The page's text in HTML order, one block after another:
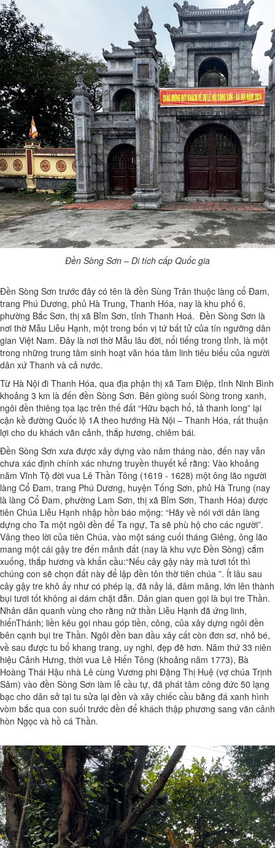
Đền Sòng Sơn – Di tích cấp Quốc gia
Đền Sòng Sơn trước đây có tên là đền Sùng Trân thuộc làng cổ Đam,
trang Phú Dương, phủ Hà Trung, Thanh Hóa, nay là khu phố 6,
phường Bắc Sơn, thị xã Bỉm Sơn, tỉnh Thanh Hoá. Đền Sòng Sơn là
nơi thờ Mẫu Liễu Hạnh, một trong bốn vị tứ bất tử của tín ngưỡng dân
gian Việt Nam. Đây là nơi thờ Mẫu lâu đời, nổi tiếng trong tỉnh, là một
trong những trung tâm sinh hoạt văn hóa tâm linh tiêu biểu của người
dân xứ Thanh và cả nước.
Từ Hà Nội đi Thanh Hóa, qua địa phận thị xã Tam Điệp, tỉnh Ninh Bình
khoảng 3 km là đến đền Sòng Sơn. Bên giòng suối Sòng trong xanh,
ngôi đền thiêng tọa lạc trên thế đất “Hữu bạch hổ, tả thanh long” lại
cận kề đường Quốc lộ 1A theo hướng Hà Nội – Thanh Hóa, rất thuận
lợi cho du khách vãn cảnh, thắp hương, chiêm bái.
Đền Sòng Sơn xưa được xây dựng vào năm tháng nào, đến nay vẫn
chưa xác định chính xác nhưng truyền thuyết kể rằng: Vào khoảng
năm Vĩnh Tộ đời vua Lê Thần Tông (1619 - 1628) một ông lão người
làng Cổ Đam, trang Phú Dương, huyện Tống Sơn, phủ Hà Trung (nay
là làng Cổ Đam, phường Lam Sơn, thị xã Bỉm Sơn, Thanh Hóa) được
tiên Chúa Liễu Hạnh nhập hồn báo mộng: “Hãy về nói với dân làng
dựng cho Ta một ngôi đền để Ta ngự, Ta sẽ phù hộ cho các người”.
Vâng theo lời của tiên Chúa, vào một sáng cuối tháng Giêng, ông lão
mang một cái gậy tre đến mảnh đất (nay là khu vực Đền Sòng) cắm
xuống, thắp hương và khẩn cầu:“Nếu cây gậy này mà tươi tốt thì
chúng con sẽ chọn đất này để lập đền tôn thờ tiên chúa ”. Ít lâu sau
cây gậy tre khô ấy như có phép lạ, đã nảy lá, đâm măng, lớn lên thành
bụi tươi tốt không ai dám chặt đẵn. Dân gian quen gọi là bụi tre Thần.
Nhân dân quanh vùng cho rằng nữ thần Liễu Hạnh đã ứng linh,
hiểnThánh; liền kêu gọi nhau góp tiền, công, của xây dựng ngôi đền
bên cạnh bụi tre Thần. Ngôi đền ban đầu xây cất còn đơn sơ, nhỏ bé,
về sau được tu bổ khang trang, uy nghi, đẹp đẽ hơn. Năm thứ 33 niên
hiệu Cảnh Hưng, thời vua Lê Hiển Tông (khoảng năm 1773), Bà
Hoàng Thái Hậu nhà Lê cùng Vương phi Đặng Thị Huệ (vợ chúa Trịnh
Sâm) vào đền Sòng Sơn làm lễ cầu tự, đã phát tâm công đức 50 lạng
bạc cho dân sở tại tu sửa lại đền và xây chiếc cầu bằng đá xanh hình
vòm bắc qua con suối trước đền để khách thập phương sang vãn cảnh
hòn Ngọc và hồ cá Thần.